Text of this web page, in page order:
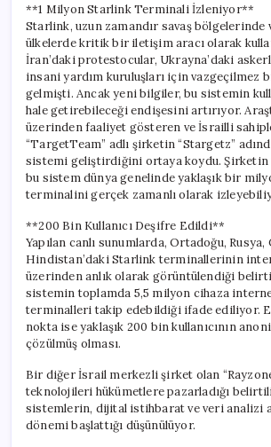
**1 Milyon Starlink Terminali İzleniyor**
Starlink, uzun zamandır savaş bölgelerinde
ülkelerde kritik bir iletişim aracı olarak
İran’daki protestocular, Ukrayna’daki
insani yardım kuruluşları için vazgeçilmez
gelmişti. Ancak yeni bilgiler, bu sistemin
hale getirebileceği endişesini artırıyor.
üzerinden faaliyet gösteren ve İsrailli
“TargetTeam” adlı şirketin “Stargetz”
sistemi geliştirdiğini ortaya koydu. Şirketin
bu sistem dünya genelinde yaklaşık bir
terminalini gerçek zamanlı olarak
**200 Bin Kullanıcı Deşifre Edildi**
Yapılan canlı sunumlarda, Ortadoğu, Rusya,
Hindistan’daki Starlink terminallerinin
üzerinden anlık olarak görüntülendiği
sistemin toplamda 5,5 milyon cihaza
terminalleri takip edebildiği ifade ediliyor.
nokta ise yaklaşık 200 bin kullanıcının
çözülmüş olması.
Bir diğer İsrail merkezli şirket olan
teknolojileri hükümetlere pazarladığı
sistemlerin, dijital istihbarat ve veri analizi
dönemi başlattığı düşünülüyor.